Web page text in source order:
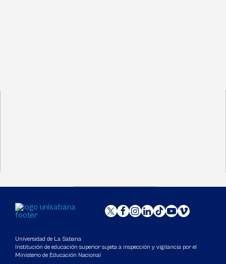
Universidad de La Sabana
Institución de educación superior sujeta a inspección y vigilancia por el
Ministerio de Educación Nacional